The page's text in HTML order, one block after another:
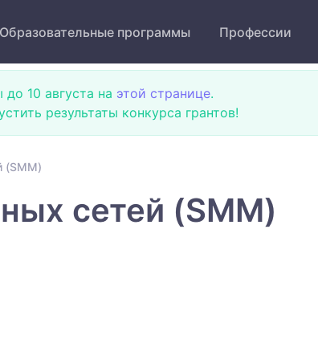
Образовательные программы Профессии
до 10 августа на этой странице.
результаты конкурса грантов!
(SMM)
сетей (SMM)